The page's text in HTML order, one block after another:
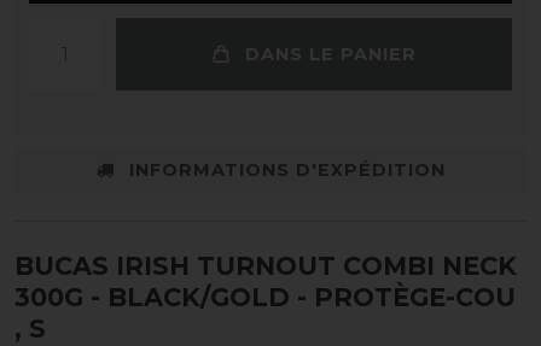
DANS LE PANIER
INFORMATIONS D'EXPÉDITION
BUCAS IRISH TURNOUT COMBI NECK
300G - BLACK/GOLD - PROTÈGE-COU
, S